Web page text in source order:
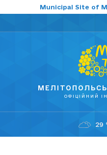
Municipal Site of
ОФІЦІЙНИЙ
29